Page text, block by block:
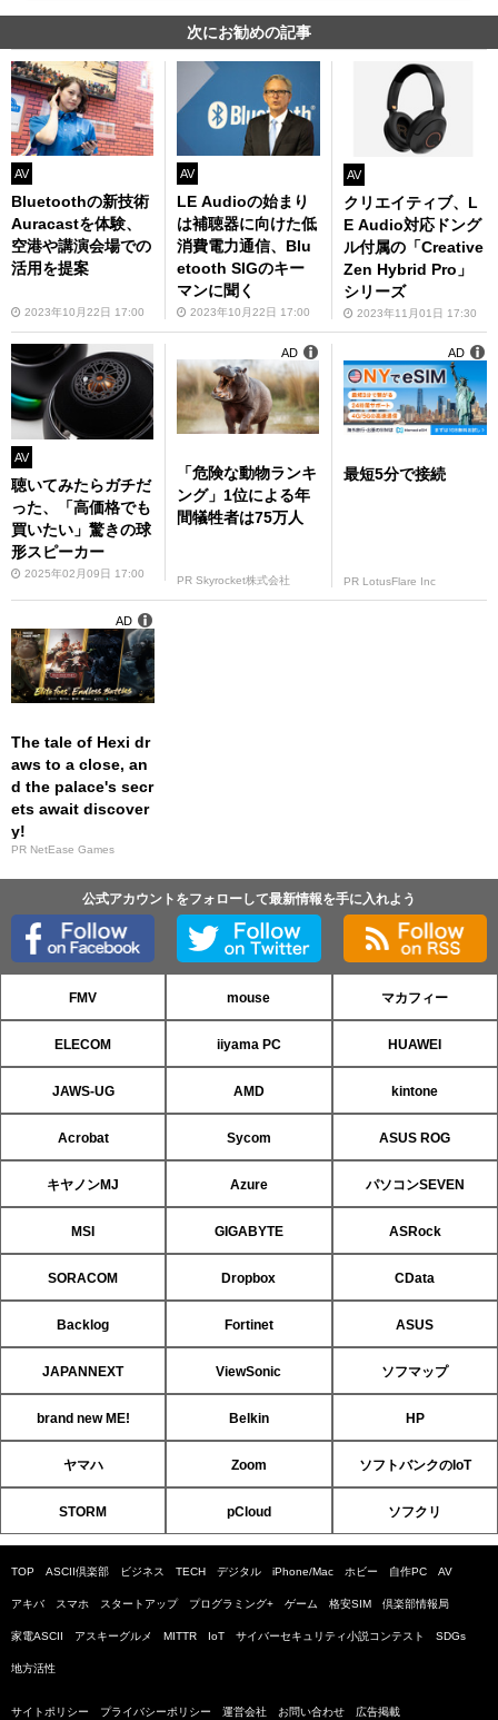
次にお勧めの記事
AV
Bluetoothの新技術
Auracastを体験、
空港や講演会場での
活用を提案
2023年10月22日 17:00
AV
LE Audioの始まり
は補聴器に向けた低
消費電力通信、Blu
etooth SIGのキー
マンに聞く
2023年10月22日 17:00
AV
クリエイティブ、L
E Audio対応ドング
ル付属の「Creative
Zen Hybrid Pro」
シリーズ
2023年11月01日 17:30
AV
聴いてみたらガチだ
った、「高価格でも
買いたい」驚きの球
形スピーカー
2025年02月09日 17:00
「危険な動物ランキ
ング」1位による年
間犠牲者は75万人
PR Skyrocket株式会社
AD
最短5分で接続
PR LotusFlare Inc
AD
The tale of Hexi dr
aws to a close, an
d the palace's secr
ets await discover
y!
PR NetEase Games
AD
公式アカウントをフォローして最新情報を手に入れよう
FMV mouse マカフィー
ELECOM iiyama PC HUAWEI
JAWS-UG AMD kintone
Acrobat Sycom ASUS ROG
キヤノンMJ Azure パソコンSEVEN
MSI GIGABYTE ASRock
SORACOM Dropbox CData
Backlog Fortinet ASUS
JAPANNEXT ViewSonic ソフマップ
brand new ME! Belkin HP
ヤマハ Zoom ソフトバンクのIoT
STORM pCloud ソフクリ
TOP ASCII倶楽部 ビジネス TECH デジタル iPhone/Mac ホビー 自作PC AV
アキバ スマホ スタートアップ プログラミング+ ゲーム 格安SIM 倶楽部情報局
家電ASCII アスキーグルメ MITTR IoT サイバーセキュリティ小説コンテスト SDGs
地方活性
サイトポリシー プライバシーポリシー 運営会社 お問い合わせ 広告掲載